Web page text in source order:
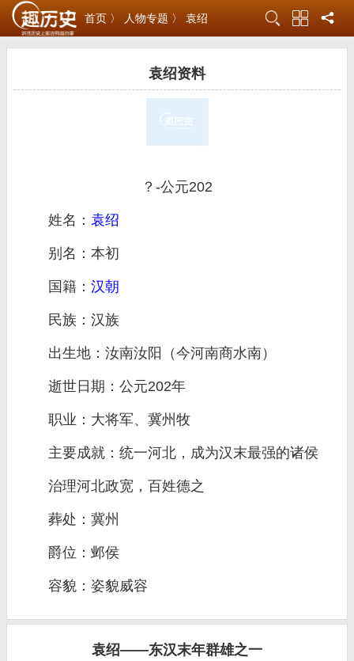
首页 〉 人物专题 〉 袁绍
袁绍资料
？-公元202
姓名： 袁绍
别名：本初
国籍： 汉朝
民族：汉族
出生地：汝南汝阳（今河南商水南）
逝世日期：公元202年
职业：大将军、冀州牧
主要成就：统一河北，成为汉末最强的诸侯
治理河北政宽，百姓德之
葬处：冀州
爵位：邺侯
容貌：姿貌威容
袁绍——东汉末年群雄之一